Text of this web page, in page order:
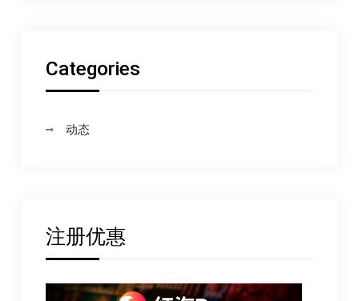
Categories
动态
注册优惠